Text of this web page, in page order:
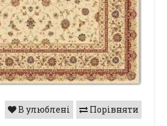
Порівняти
В улюблені